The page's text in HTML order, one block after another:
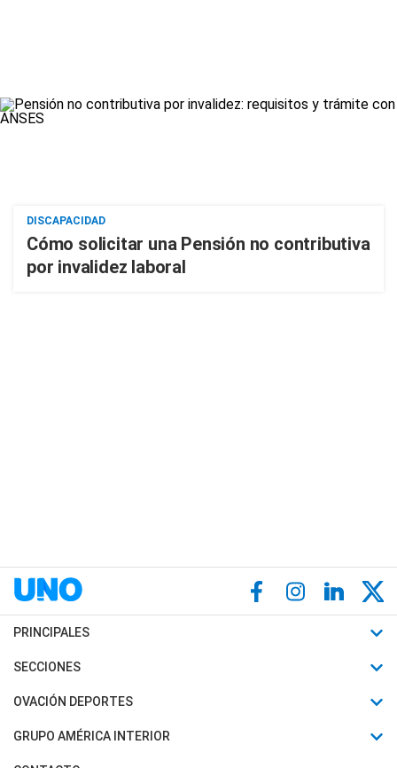
DISCAPACIDAD
Cómo solicitar una Pensión no contributiva
por invalidez laboral
PRINCIPALES
Últimas Noticias
Política
SECCIONES
Horóscopo
Motores
OVACIÓN DEPORTES
Fútbol
Mundial
GRUPO AMÉRICA INTERIOR